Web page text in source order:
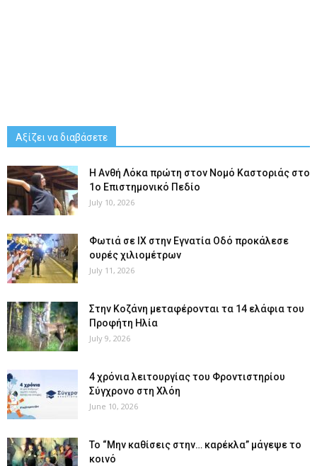
Αξίζει να διαβάσετε
Η Ανθή Λόκα πρώτη στον Νομό Καστοριάς στο
1ο Επιστημονικό Πεδίο
July 10, 2026
Φωτιά σε ΙΧ στην Εγνατία Οδό προκάλεσε
ουρές χιλιομέτρων
July 11, 2026
Στην Κοζάνη μεταφέρονται τα 14 ελάφια του
Προφήτη Ηλία
July 9, 2026
4 χρόνια λειτουργίας του Φροντιστηρίου
Σύγχρονο στη Χλόη
June 10, 2026
Το “Μην καθίσεις στην… καρέκλα” μάγεψε το
κοινό